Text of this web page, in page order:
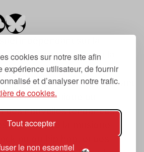
cookies sur notre site afin
expérience utilisateur, de fournir
et d’analyser notre trafic.
de cookies.
Tout accepter
le non essentiel
indépendant sur la
tendances, dont la
date de 2007.
« prochain », « suivant
à la thématique du
des nouvelles tendances
viennent de la musique
ou du hip hop, et des